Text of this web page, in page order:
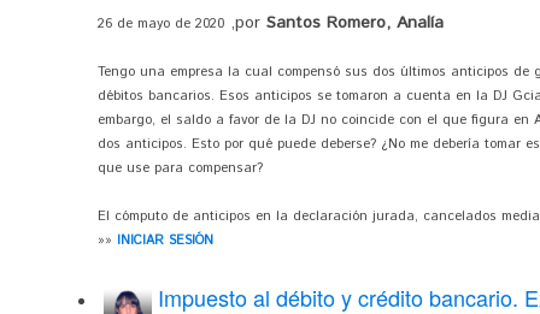
26 de mayo de 2020 ,por Santos Romero, Analía
Tengo una empresa la cual compensó sus dos últimos anticipos de
débitos bancarios. Esos anticipos se tomaron a cuenta en la DJ
embargo, el saldo a favor de la DJ no coincide con el que figura en
dos anticipos. Esto por qué puede deberse? ¿No me debería tomar
que use para compensar?
El cómputo de anticipos en la declaración jurada, cancelados
»» INICIAR SESIÓN
Impuesto al débito y crédito bancario.